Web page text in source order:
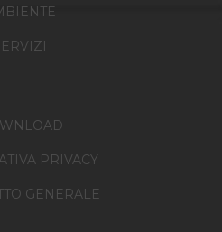
PRIVACY
GENERALE